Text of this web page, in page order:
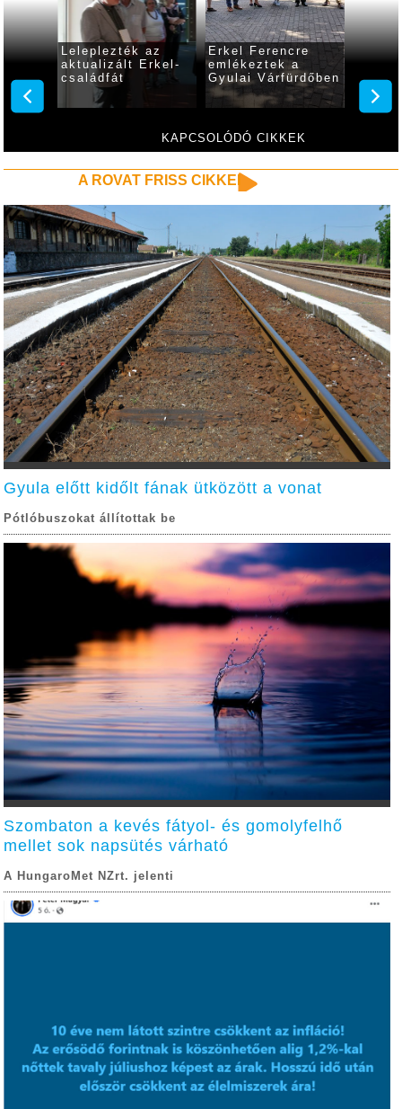
KAPCSOLÓDÓ CIKKEK
Leleplezték az
aktualizált Erkel-
családfát
Erkel Ferencre
emlékeztek a
Gyulai Várfürdőben
előtt
A ROVAT FRISS CIKKEI
Gyula előtt kidőlt fának ütközött a vonat
Pótlóbuszokat állítottak be
Szombaton a kevés fátyol- és gomolyfelhő
mellet sok napsütés várható
A HungaroMet NZrt. jelenti